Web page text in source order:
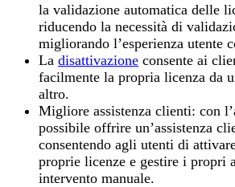
la validazione automatica delle
riducendo la necessità di
migliorando l’esperienza utente
La disattivazione consente ai
facilmente la propria licenza da
altro.
Migliore assistenza clienti: con
possibile offrire un’assistenza
consentendo agli utenti di
proprie licenze e gestire i propri
intervento manuale.